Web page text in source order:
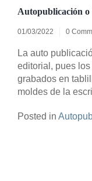
Autopublicación
01/03/2022 0
La auto
editorial, pues
grabados en
moldes de la
Posted in